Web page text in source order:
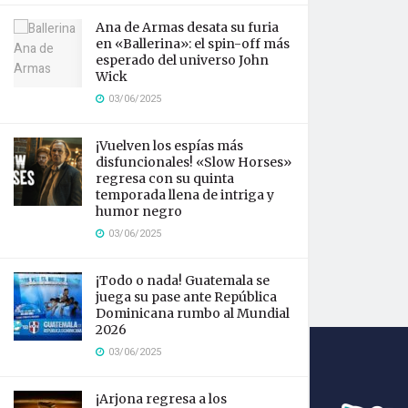
Ana de Armas desata su furia
en «Ballerina»: el spin-off más
esperado del universo John
Wick
03/06/2025
¡Vuelven los espías más
disfuncionales! «Slow Horses»
regresa con su quinta
temporada llena de intriga y
humor negro
03/06/2025
¡Todo o nada! Guatemala se
juega su pase ante República
Dominicana rumbo al Mundial
2026
03/06/2025
¡Arjona regresa a los